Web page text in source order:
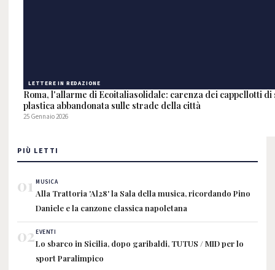
LETTERE IN REDAZIONE
Roma, l'allarme di Ecoitaliasolidale: carenza dei cappellotti
plastica abbandonata sulle strade della città
25 Gennaio 2026
PIÙ LETTI
01 MUSICA
Alla Trattoria 'Al28' la Sala della musica, ricordando Pino
Daniele e la canzone classica napoletana
02EVENTI
Lo sbarco in Sicilia, dopo garibaldi, TUTUS / MID per lo
sport Paralimpico